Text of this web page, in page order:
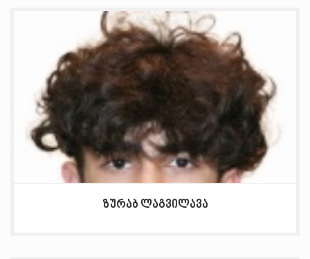
ზურაბ ლაგვილავა